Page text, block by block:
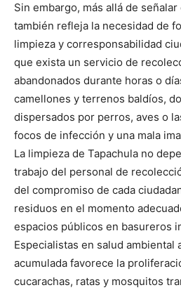
Sin embargo, más allá de
también refleja la necesidad de
limpieza y corresponsabilidad
que exista un servicio de
abandonados durante horas o
camellones y terrenos baldíos,
dispersados por perros, aves o
focos de infección y una mala
La limpieza de Tapachula no
trabajo del personal de
del compromiso de cada
residuos en el momento
espacios públicos en basureros
Especialistas en salud ambiental
acumulada favorece la
cucarachas, ratas y mosquitos